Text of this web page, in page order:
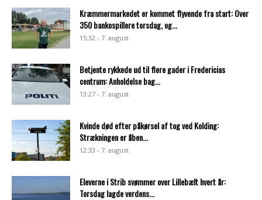
Kræmmermarkedet er kommet flyvende fra start: Over
350 bankospillere torsdag, og...
15:32 - 7. august
Betjente rykkede ud til flere gader i Fredericias
centrum: Anholdelse bag...
13:27 - 7. august
Kvinde død efter påkørsel af tog ved Kolding:
Strækningen er åben...
12:33 - 7. august
Eleverne i Strib svømmer over Lillebælt hvert år:
Torsdag lagde verdens...